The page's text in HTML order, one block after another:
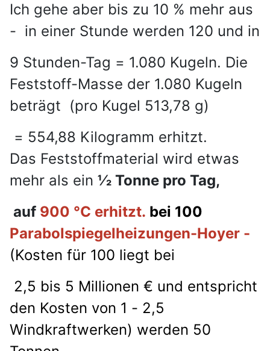
Ich gehe aber bis zu 10 % mehr aus
- in einer Stunde werden 120 und in
9 Stunden-Tag = 1.080 Kugeln. Die
Feststoff-Masse der 1.080 Kugeln
beträgt (pro Kugel 513,78 g)
= 554,88 Kilogramm erhitzt.
Das Feststoffmaterial wird etwas
mehr als ein 1⁄2 Tonne pro Tag,
auf 900 °C erhitzt. bei 100
Parabolspiegelheizungen-Hoyer -
(Kosten für 100 liegt bei
2,5 bis 5 Millionen € und entspricht
den Kosten von 1 - 2,5
Windkraftwerken) werden 50